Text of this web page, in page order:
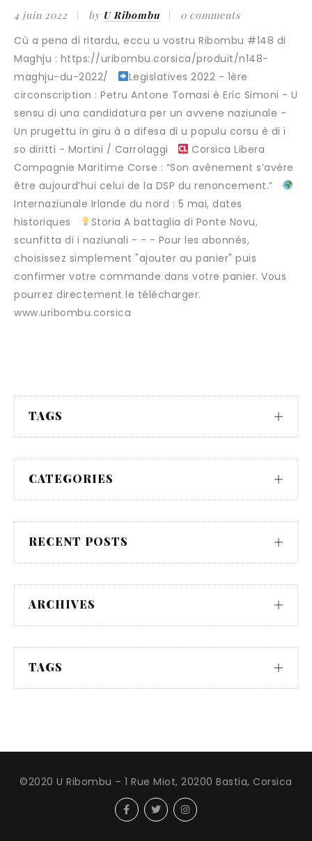
4 juin 2022 by U Ribombu 0 comments
Cù a pena di ritardu, eccu u vostru Ribombu #148 di
Maghju : https://uribombu.corsica/produit/n148-
maghju-du-2022/
Legislatives 2022 - 1ère
circonscription : Petru Antone Tomasi è Eric Simoni - U
sensu di una candidatura per un avvene naziunale -
Un prugettu in giru à a difesa di u populu corsu è di i
so diritti - Mortini / Carrolaggi
Corsica Libera
Compagnie Maritime Corse : “Son avènement s’avère
être aujourd’hui celui de la DSP du renoncement.”
Internaziunale Irlande du nord : 5 mai, dates
historiques
Storia A battaglia di Ponte Novu,
scunfitta di i naziunali - - - Pour les abonnés,
choisissez simplement "ajouter au panier" puis
confirmer votre commande dans votre panier. Vous
pourrez directement le télécharger.
www.uribombu.corsica
TAGS
CATEGORIES
RECENT POSTS
ARCHIVES
TAGS
©2020 U Ribombu – 1 Rue Miot, 20200 Bastia, Corsica